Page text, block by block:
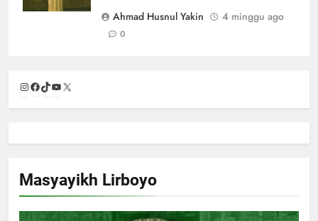
Ahmad Husnul Yakin
4 minggu ago
0
Instagram
Facebook
TikTok
YouTube
Masyayikh Lirboyo